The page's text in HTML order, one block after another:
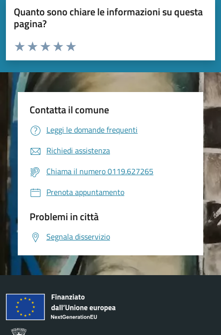
Quanto sono chiare le informazioni su questa
pagina?
Valuta da 1 a 5 stelle la pagina
Valuta 5 stelle su 5
Valuta 4 stelle su 5
Valuta 3 stelle su 5
Valuta 2 stelle su 5
Valuta 1 stelle su 5
Contatta il comune
Leggi le domande frequenti
Richiedi assistenza
Chiama il numero 0119.627265
Prenota appuntamento
Problemi in città
Segnala disservizio